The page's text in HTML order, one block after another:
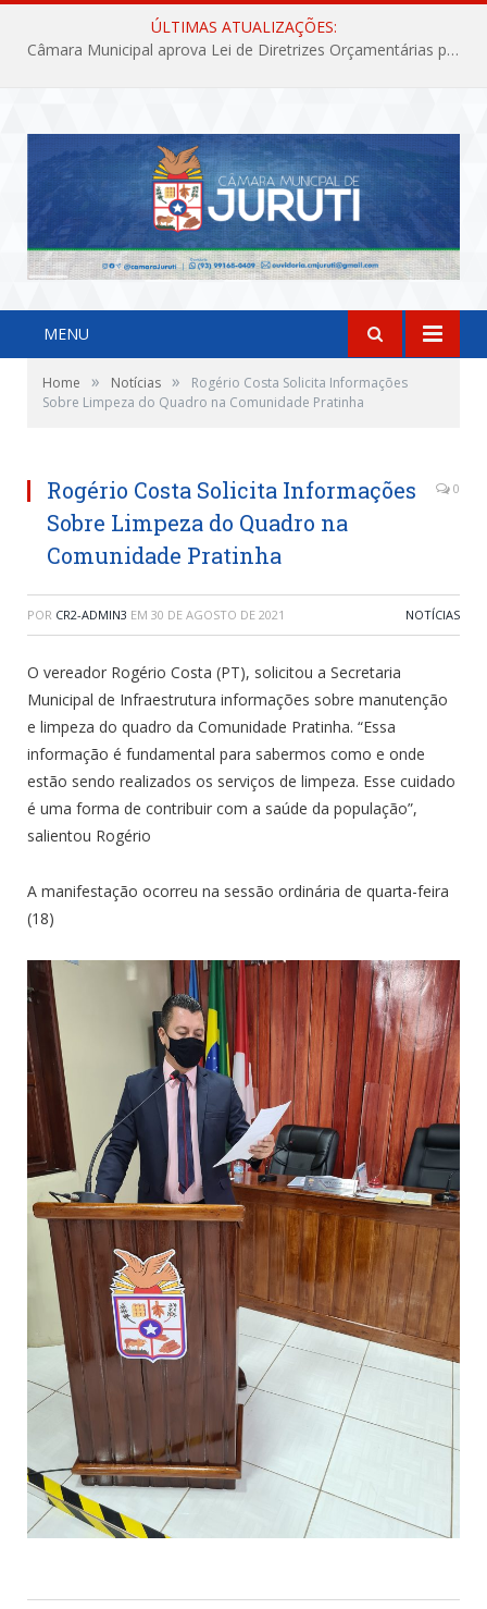
ÚLTIMAS ATUALIZAÇÕES:
Câmara Municipal aprova Lei de Diretrizes Orçamentárias para o exercício financeiro de 2027
MENU
Home » Notícias »
Rogério Costa Solicita Informações
Sobre Limpeza do Quadro na Comunidade Pratinha
Rogério Costa Solicita Informações
Sobre Limpeza do Quadro na
Comunidade Pratinha
0
POR CR2-ADMIN3 EM 30 DE AGOSTO DE 2021 NOTÍCIAS
O vereador Rogério Costa (PT), solicitou a Secretaria
Municipal de Infraestrutura informações sobre manutenção
e limpeza do quadro da Comunidade Pratinha. “Essa
informação é fundamental para sabermos como e onde
estão sendo realizados os serviços de limpeza. Esse cuidado
é uma forma de contribuir com a saúde da população”,
salientou Rogério
A manifestação ocorreu na sessão ordinária de quarta-feira
(18)